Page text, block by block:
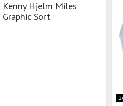
Kenny Hjelm Miles
Graphic Sort